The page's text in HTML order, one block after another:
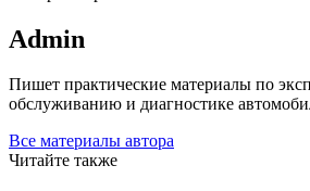
Admin
Пишет практические материалы по
обслуживанию и диагностике
Все материалы автора
Читайте также